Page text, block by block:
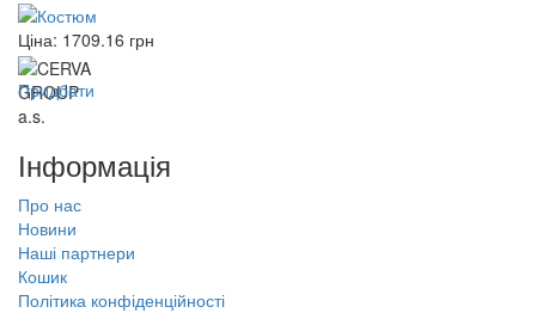
Ціна: 1709.16 грн
Придбати
Інформація
Про нас
Новини
Наші партнери
Кошик
Політика конфіденційності